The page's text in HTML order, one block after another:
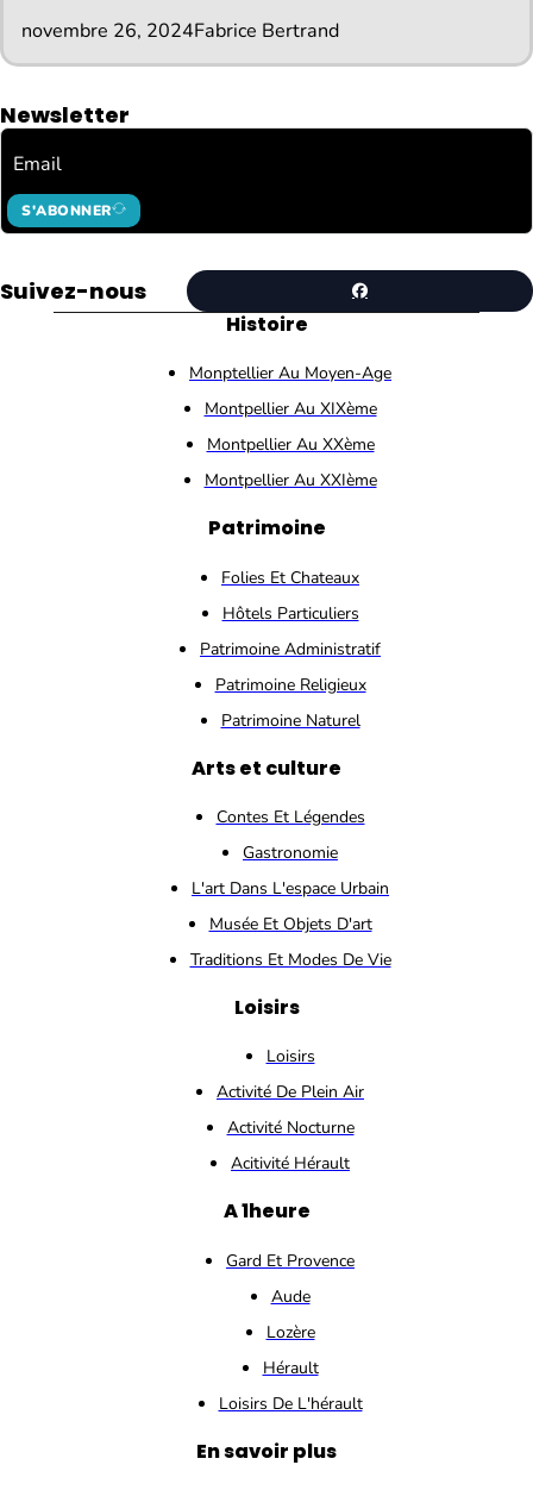
novembre 26, 2024Fabrice Bertrand
Newsletter
S'ABONNER
Suivez-nous
Histoire
Monptellier Au Moyen-Age
Montpellier Au XIXème
Montpellier Au XXème
Montpellier Au XXIème
Patrimoine
Folies Et Chateaux
Hôtels Particuliers
Patrimoine Administratif
Patrimoine Religieux
Patrimoine Naturel
Arts et culture
Contes Et Légendes
Gastronomie
L'art Dans L'espace Urbain
Musée Et Objets D'art
Traditions Et Modes De Vie
Loisirs
Loisirs
Activité De Plein Air
Activité Nocturne
Acitivité Hérault
A 1heure
Gard Et Provence
Aude
Lozère
Hérault
Loisirs De L'hérault
En savoir plus